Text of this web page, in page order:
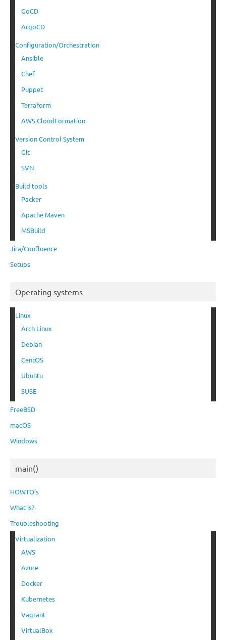
GoCD
ArgoCD
Configuration/Orchestration
Ansible
Chef
Puppet
Terraform
AWS CloudFormation
Version Control System
Git
SVN
Build tools
Packer
Apache Maven
MSBuild
Jira/Confluence
Setups
Operating systems
Linux
Arch Linux
Debian
CentOS
Ubuntu
SUSE
FreeBSD
macOS
Windows
main()
HOWTO’s
What is?
Troubleshooting
Virtualization
AWS
Azure
Docker
Kubernetes
Vagrant
VirtualBox